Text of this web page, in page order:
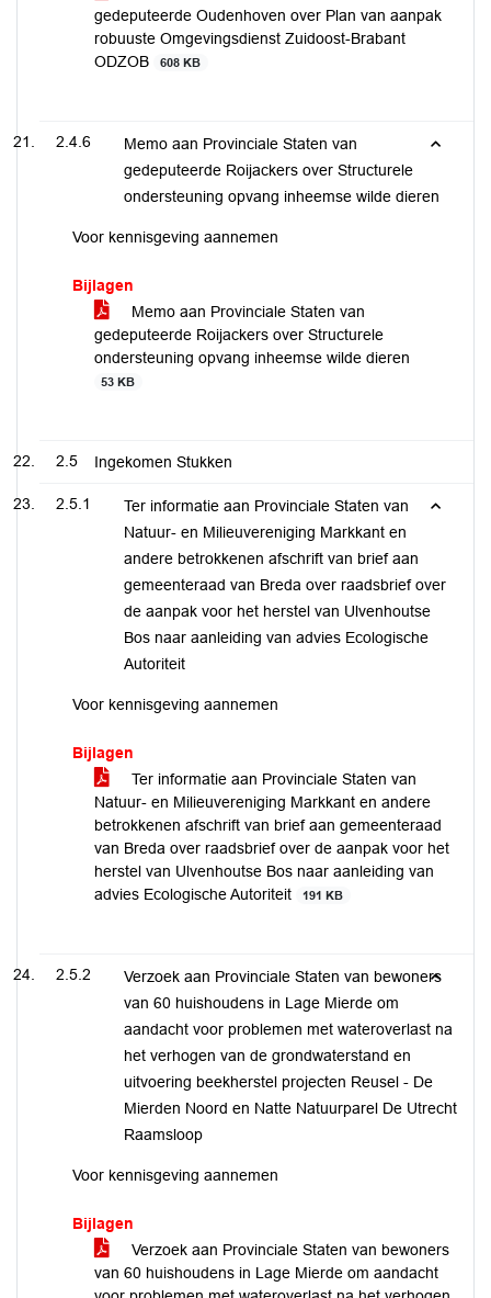
gedeputeerde Oudenhoven over Plan van aanpak
robuuste Omgevingsdienst Zuidoost-Brabant
ODZOB
608 KB
2.4.6
Memo aan Provinciale Staten van
gedeputeerde Roijackers over Structurele
ondersteuning opvang inheemse wilde dieren
Voor kennisgeving aannemen
Bijlagen
Memo aan Provinciale Staten van
gedeputeerde Roijackers over Structurele
ondersteuning opvang inheemse wilde dieren
53 KB
2.5 Ingekomen Stukken
2.5.1
Ter informatie aan Provinciale Staten van
Natuur- en Milieuvereniging Markkant en
andere betrokkenen afschrift van brief aan
gemeenteraad van Breda over raadsbrief over
de aanpak voor het herstel van Ulvenhoutse
Bos naar aanleiding van advies Ecologische
Autoriteit
Voor kennisgeving aannemen
Bijlagen
Ter informatie aan Provinciale Staten van
Natuur- en Milieuvereniging Markkant en andere
betrokkenen afschrift van brief aan gemeenteraad
van Breda over raadsbrief over de aanpak voor het
herstel van Ulvenhoutse Bos naar aanleiding van
advies Ecologische Autoriteit
191 KB
2.5.2
Verzoek aan Provinciale Staten van bewoners
van 60 huishoudens in Lage Mierde om
aandacht voor problemen met wateroverlast na
het verhogen van de grondwaterstand en
uitvoering beekherstel projecten Reusel - De
Mierden Noord en Natte Natuurparel De Utrecht
Raamsloop
Voor kennisgeving aannemen
Bijlagen
Verzoek aan Provinciale Staten van bewoners
van 60 huishoudens in Lage Mierde om aandacht